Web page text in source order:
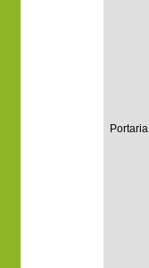
Portaria